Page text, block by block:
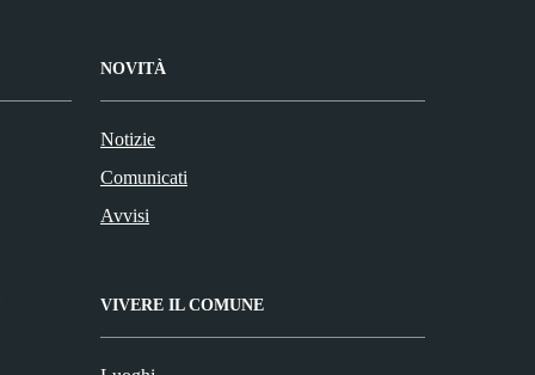
NOVITÀ
Notizie
Comunicati
Avvisi
VIVERE IL COMUNE